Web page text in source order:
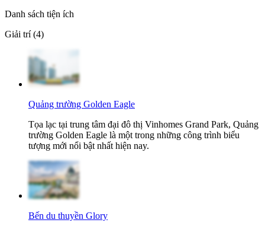
Danh sách tiện ích
Giải trí (4)
Quảng trường Golden Eagle
Tọa lạc tại trung tâm đại đô thị Vinhomes Grand Park, Quảng
trường Golden Eagle là một trong những công trình biểu
tượng mới nổi bật nhất hiện nay.
Bến du thuyền Glory